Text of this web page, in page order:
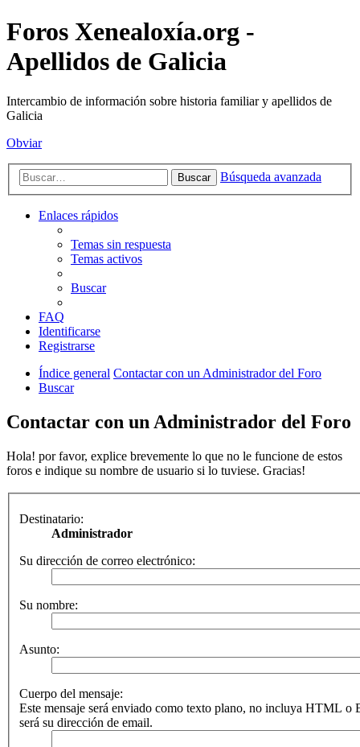
Foros Xenealoxía.org -
Apellidos de Galicia
Intercambio de información sobre historia familiar y apellidos de
Galicia
Obviar
Buscar Búsqueda avanzada
Enlaces rápidos
Temas sin respuesta
Temas activos
Buscar
FAQ
Identificarse
Registrarse
Índice general Contactar con un Administrador del Foro
Buscar
Contactar con un Administrador del Foro
Hola! por favor, explice brevemente lo que no le funcione de estos
foros e indique su nombre de usuario si lo tuviese. Gracias!
Destinatario:
Administrador
Su dirección de correo electrónico:
Su nombre:
Asunto:
Cuerpo del mensaje:
Este mensaje será enviado como texto plano, no incluya HTML o
será su dirección de email.